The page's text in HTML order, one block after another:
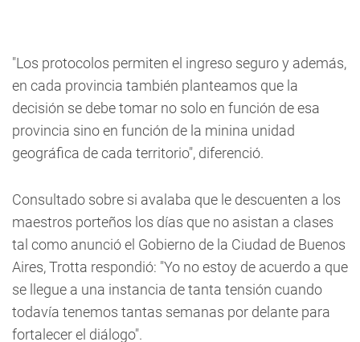
"Los protocolos permiten el ingreso seguro y además,
en cada provincia también planteamos que la
decisión se debe tomar no solo en función de esa
provincia sino en función de la minina unidad
geográfica de cada territorio", diferenció.
Consultado sobre si avalaba que le descuenten a los
maestros porteños los días que no asistan a clases
tal como anunció el Gobierno de la Ciudad de Buenos
Aires, Trotta respondió: "Yo no estoy de acuerdo a que
se llegue a una instancia de tanta tensión cuando
todavía tenemos tantas semanas por delante para
fortalecer el diálogo".